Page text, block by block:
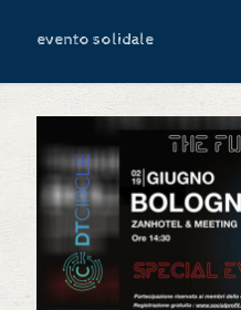
evento solidale